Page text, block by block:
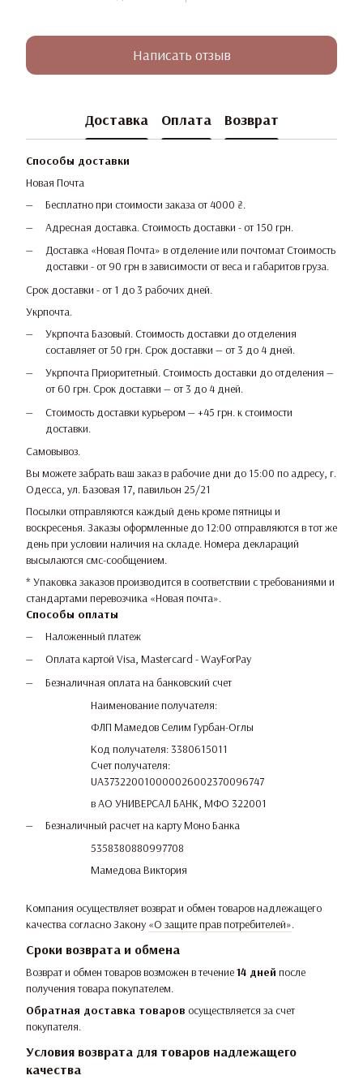
Написать отзыв
Доставка Оплата Возврат
Способы доставки
Новая Почта
Бесплатно при стоимости заказа от 4000 ₴.
Адресная доставка. Стоимость доставки - от 150 грн.
Доставка «Новая Почта» в отделение или почтомат Стоимость
доставки - от 90 грн в зависимости от веса и габаритов груза.
Срок доставки - от 1 до 3 рабочих дней.
Укрпочта.
Укрпочта Базовый. Стоимость доставки до отделения
составляет от 50 грн. Срок доставки — от 3 до 4 дней.
Укрпочта Приоритетный. Стоимость доставки до отделения —
от 60 грн. Срок доставки — от 3 до 4 дней.
Стоимость доставки курьером — +45 грн. к стоимости
доставки.
Самовывоз.
Вы можете забрать ваш заказ в рабочие дни до 15:00 по адресу, г.
Одесса, ул. Базовая 17, павильон 25/21
Посылки отправляются каждый день кроме пятницы и
воскресенья. Заказы оформленные до 12:00 отправляются в тот же
день при условии наличия на складе. Номера деклараций
высылаются смс-сообщением.
* Упаковка заказов производится в соответствии с требованиями и
стандартами перевозчика «Новая почта».
Способы оплаты
Наложенный платеж
Оплата картой Visa, Mastercard - WayForPay
Безналичная оплата на банковский счет
Наименование получателя:
ФЛП Мамедов Селим Гурбан-Оглы
Код получателя: 3380615011
Счет получателя:
UA373220010000026002370096747
в АО УНИВЕРСАЛ БАНК, МФО 322001
Безналичный расчет на карту Моно Банка
5358380880997708
Мамедова Виктория
Компания осуществляет возврат и обмен товаров надлежащего
качества согласно Закону «О защите прав потребителей».
Сроки возврата и обмена
Возврат и обмен товаров возможен в течение14 дней после
получения товара покупателем.
Обратная доставка товаров осуществляется за счет
покупателя.
Условия возврата для товаров надлежащего
качества